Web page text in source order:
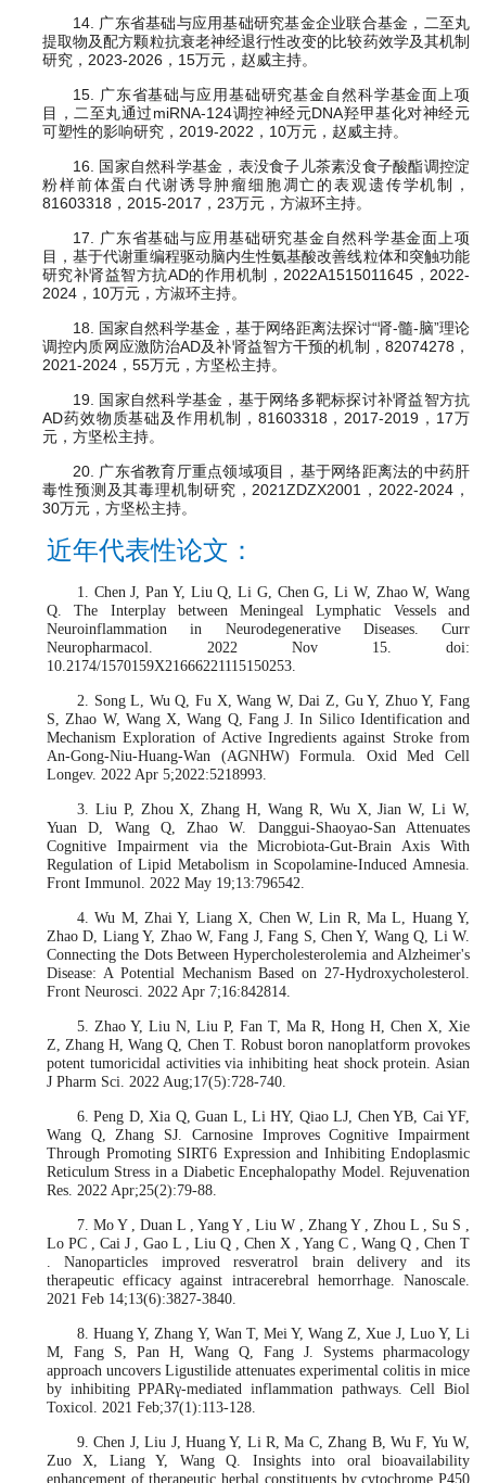
14. 广东省基础与应用基础研究基金企业联合基金，二至丸
提取物及配方颗粒抗衰老神经退行性改变的比较药效学及其机制
研究，2023-2026，15万元，赵威主持。
15. 广东省基础与应用基础研究基金自然科学基金面上项
目，二至丸通过miRNA-124调控神经元DNA羟甲基化对神经元
可塑性的影响研究，2019-2022，10万元，赵威主持。
16. 国家自然科学基金，表没食子儿茶素没食子酸酯调控淀
粉样前体蛋白代谢诱导肿瘤细胞凋亡的表观遗传学机制，
81603318，2015-2017，23万元，方淑环主持。
17. 广东省基础与应用基础研究基金自然科学基金面上项
目，基于代谢重编程驱动脑内生性氨基酸改善线粒体和突触功能
研究补肾益智方抗AD的作用机制，2022A1515011645，2022-
2024，10万元，方淑环主持。
18. 国家自然科学基金，基于网络距离法探讨“肾-髓-脑”理论
调控内质网应激防治AD及补肾益智方干预的机制，82074278，
2021-2024，55万元，方坚松主持。
19. 国家自然科学基金，基于网络多靶标探讨补肾益智方抗
AD药效物质基础及作用机制，81603318，2017-2019，17万
元，方坚松主持。
20. 广东省教育厅重点领域项目，基于网络距离法的中药肝
毒性预测及其毒理机制研究，2021ZDZX2001，2022-2024，
30万元，方坚松主持。
近年代表性论文：
1. Chen J, Pan Y, Liu Q, Li G, Chen G, Li W, Zhao W, Wang
Q. The Interplay between Meningeal Lymphatic Vessels and
Neuroinflammation in Neurodegenerative Diseases. Curr
Neuropharmacol. 2022 Nov 15. doi:
10.2174/1570159X21666221115150253.
2. Song L, Wu Q, Fu X, Wang W, Dai Z, Gu Y, Zhuo Y, Fang
S, Zhao W, Wang X, Wang Q, Fang J. In Silico Identification and
Mechanism Exploration of Active Ingredients against Stroke from
An-Gong-Niu-Huang-Wan (AGNHW) Formula. Oxid Med Cell
Longev. 2022 Apr 5;2022:5218993.
3. Liu P, Zhou X, Zhang H, Wang R, Wu X, Jian W, Li W,
Yuan D, Wang Q, Zhao W. Danggui-Shaoyao-San Attenuates
Cognitive Impairment via the Microbiota-Gut-Brain Axis With
Regulation of Lipid Metabolism in Scopolamine-Induced Amnesia.
Front Immunol. 2022 May 19;13:796542.
4. Wu M, Zhai Y, Liang X, Chen W, Lin R, Ma L, Huang Y,
Zhao D, Liang Y, Zhao W, Fang J, Fang S, Chen Y, Wang Q, Li W.
Connecting the Dots Between Hypercholesterolemia and Alzheimer's
Disease: A Potential Mechanism Based on 27-Hydroxycholesterol.
Front Neurosci. 2022 Apr 7;16:842814.
5. Zhao Y, Liu N, Liu P, Fan T, Ma R, Hong H, Chen X, Xie
Z, Zhang H, Wang Q, Chen T. Robust boron nanoplatform provokes
potent tumoricidal activities via inhibiting heat shock protein. Asian
J Pharm Sci. 2022 Aug;17(5):728-740.
6. Peng D, Xia Q, Guan L, Li HY, Qiao LJ, Chen YB, Cai YF,
Wang Q, Zhang SJ. Carnosine Improves Cognitive Impairment
Through Promoting SIRT6 Expression and Inhibiting Endoplasmic
Reticulum Stress in a Diabetic Encephalopathy Model. Rejuvenation
Res. 2022 Apr;25(2):79-88.
7. Mo Y , Duan L , Yang Y , Liu W , Zhang Y , Zhou L , Su S ,
Lo PC , Cai J , Gao L , Liu Q , Chen X , Yang C , Wang Q , Chen T
. Nanoparticles improved resveratrol brain delivery and its
therapeutic efficacy against intracerebral hemorrhage. Nanoscale.
2021 Feb 14;13(6):3827-3840.
8. Huang Y, Zhang Y, Wan T, Mei Y, Wang Z, Xue J, Luo Y, Li
M, Fang S, Pan H, Wang Q, Fang J. Systems pharmacology
approach uncovers Ligustilide attenuates experimental colitis in mice
by inhibiting PPARγ-mediated inflammation pathways. Cell Biol
Toxicol. 2021 Feb;37(1):113-128.
9. Chen J, Liu J, Huang Y, Li R, Ma C, Zhang B, Wu F, Yu W,
Zuo X, Liang Y, Wang Q. Insights into oral bioavailability
enhancement of therapeutic herbal constituents by cytochrome P450